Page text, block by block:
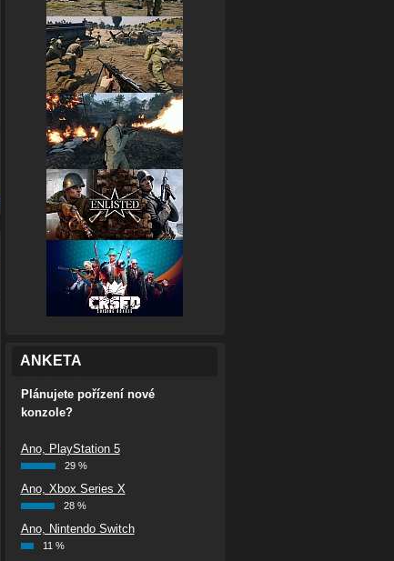
ANKETA
Plánujete pořízení nové
konzole?
Ano, PlayStation 5
29 %
Ano, Xbox Series X
28 %
Ano, Nintendo Switch
11 %